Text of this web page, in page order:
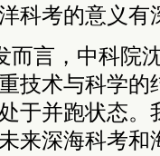
科考的意义有
而言，中科院
技术与科学的
于并跑状态。
来深海科考和